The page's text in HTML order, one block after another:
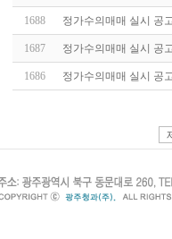
1688 정가수의매매 실시 공
1687 정가수의매매 실시 공
1686 정가수의매매 실시 공